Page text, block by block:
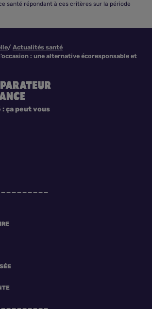
santé répondant à ces critères sur la période
Actualités santé
: une alternative écoresponsable et
ça peut vous